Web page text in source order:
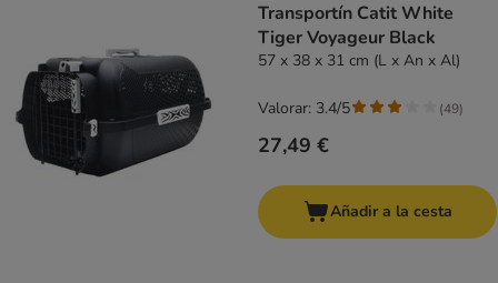
Transportín Catit White
Tiger Voyageur Black
57 x 38 x 31 cm (L x An x Al)
27,49 €
Valorar: 3.4/5 (49)
Añadir a la cesta